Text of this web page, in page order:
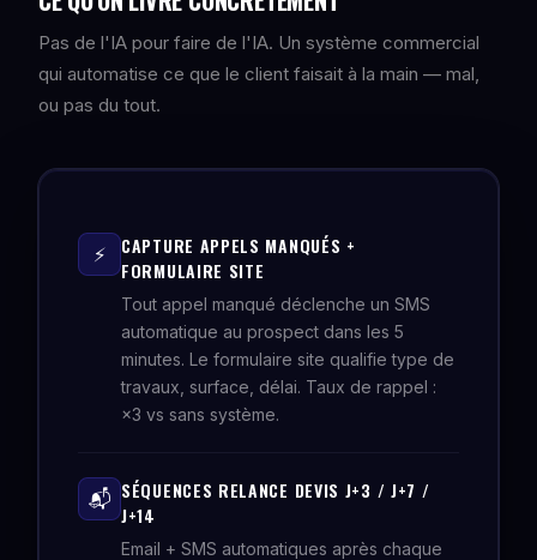
Pas de l'IA pour faire de l'IA. Un système commercial
qui automatise ce que le client faisait à la main — mal,
ou pas du tout.
⚡
CAPTURE APPELS MANQUÉS +
FORMULAIRE SITE
Tout appel manqué déclenche un SMS
automatique au prospect dans les 5
minutes. Le formulaire site qualifie type de
travaux, surface, délai. Taux de rappel :
×3 vs sans système.
📬 SÉQUENCES RELANCE DEVIS J+3 / J+7 /
J+14
Email + SMS automatiques après chaque